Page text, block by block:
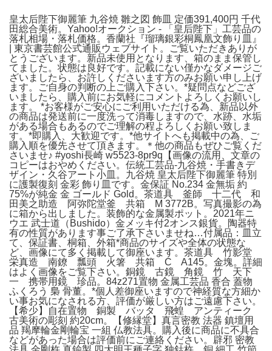
皇太后陛下御麗筆 九谷焼 雛之図 飾皿 定価391,400円 千代
田総合美術。Yahoo!オークション - 「皇后陛下」工芸品の
落札相場・落札価格。香蘭社『瑠璃銀彩桐鳳凰文飾り皿』
| 東京書芸館公式通販ウェブサイト。ご覧いただきありが
とうございます。新品未使用となります、箱のまま保管し
てました。状態は良好です。記載にない僅かなダメージご
ざいましたら、お許しくださいます方のみお願い申し上げ
ます。ご自身の判断の上ご購入下さい。*疑問点などござ
いましたら、購入前にお気軽にコメントよろしくお願いし
ます。 *お客様がご安心にご利用いただける為、新品以外
の商品は発送前に一度洗って消毒しますので、水跡、水垢
がある場合もあるのでご理解の程よろしくお願い致しま
す。*即購入、大歓迎です。*他サイトへも掲載中の為、ご
購入順を優先させて頂きます。＊他の商品もぜひご覧くだ
さいませ♪ #yoshi長崎 w5523-8pr9q【画像の流用、文章の
コピーはおやめください。伝統工芸品-九谷焼・手書きデ
ザイン・久谷アート小皿。九谷焼 皇太后陛下御麗筆 特別
に護製復刻 金彩 飾り皿です。金保証 No.234 金無垢 約
75%が純金 金 ゴールド Gold。茶道具 釜師 十二代 和
田美之助造 阿弥陀堂釜 共箱 M 3772B。写真撮影の為
に箱から出しました。装飾的な金属製ポット。2021年ニ
ウエ 武士道（Bushido）金メッキ付2オンス銀貨。陶器特
有の性質があります事ご了承下さいませね…付属品：皿立
て、保証書、桐箱、外箱*商品のサイズや全体の状態な
ど、画像にて多く掲載して御座います。茶道具 竹影堂
栄真造 南鐐 瓢頭 火箸 共箱 C A145。金塊。詳細
はよく画像をご覧下さい。銅鏡 古鏡 角鏡 竹 天下
一 携帯用鏡 珍品。84z271置物 金属工芸品 香合 蓋物
ふくろう 梟 骨董。*個人差御座いますので神経質な方細か
い事お気になされる方、評価が厳しい方はご遠慮下さい。
【希少】自在置物 銅製 バッタ 飛蝗 アンティーク
古美術の彫刻 約20cm。【修縁堂】真言密教 法器 鎮壇用
品 羯摩輪金剛輪宝 一組 仏教法具。購入後に商品に不具合
などがあった場合は評価前にご連絡ください。辟邪 密教